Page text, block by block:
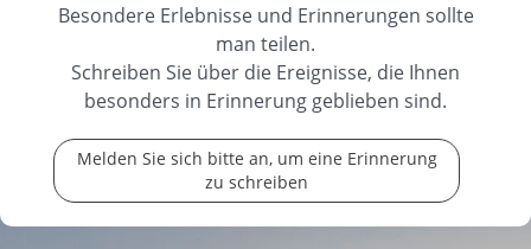
Besondere Erlebnisse und Erinnerungen sollte
man teilen.
Schreiben Sie über die Ereignisse, die Ihnen
besonders in Erinnerung geblieben sind.
Melden Sie sich bitte an, um eine Erinnerung
zu schreiben